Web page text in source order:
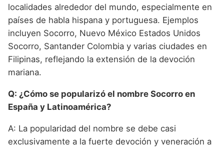
localidades alrededor del mundo, especialmente en
países de habla hispana y portuguesa. Ejemplos
incluyen Socorro, Nuevo México Estados Unidos
Socorro, Santander Colombia y varias ciudades en
Filipinas, reflejando la extensión de la devoción
mariana.
Q: ¿Cómo se popularizó el nombre Socorro en
España y Latinoamérica?
A: La popularidad del nombre se debe casi
exclusivamente a la fuerte devoción y veneración a